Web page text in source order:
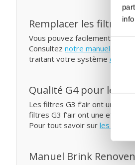
Remplacer les filtres
Vous pouvez facilement
Consultez notre manuel pour
traitant votre système de
Qualité G4 pour le
Les filtres G3 f’air ont une
filtres G3 f’air ont une
Pour tout savoir sur les
Manuel Brink